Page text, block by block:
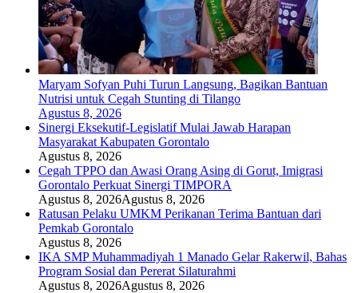
Maryam Sofyan Puhi Turun Langsung, Bagikan Bantuan
Nutrisi untuk Cegah Stunting di Tilango
Agustus 8, 2026
Sinergi Eksekutif-Legislatif Mulai Jawab Harapan
Masyarakat Kabupaten Gorontalo
Agustus 8, 2026
Cegah TPPO dan Awasi Orang Asing di Gorut, Imigrasi
Gorontalo Perkuat Sinergi TIMPORA
Agustus 8, 2026Agustus 8, 2026
Ratusan Pelaku UMKM Perikanan Terima Bantuan dari
Pemkab Gorontalo
Agustus 8, 2026
IKA SMP Muhammadiyah 1 Manado Gelar Rakerwil, Bahas
Program Sosial dan Pererat Silaturahmi
Agustus 8, 2026Agustus 8, 2026